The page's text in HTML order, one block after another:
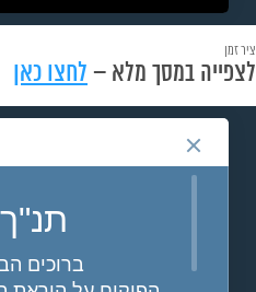
ציר זמן
לצפייה במסך מלא – לחצו כאן